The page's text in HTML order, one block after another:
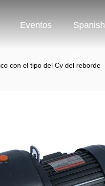
Eventos Spanish
con el tipo del Cv del reborde